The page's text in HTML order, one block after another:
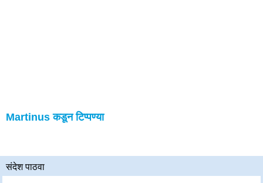
Martinus कडून टिप्पण्या
संदेश पाठवा